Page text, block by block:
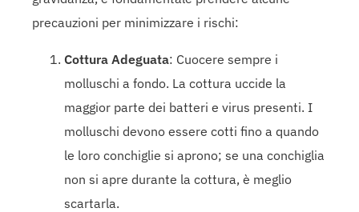
precauzioni per minimizzare i rischi:
Cottura Adeguata: Cuocere sempre i
molluschi a fondo. La cottura uccide la
maggior parte dei batteri e virus presenti. I
molluschi devono essere cotti fino a quando
le loro conchiglie si aprono; se una conchiglia
non si apre durante la cottura, è meglio
scartarla.